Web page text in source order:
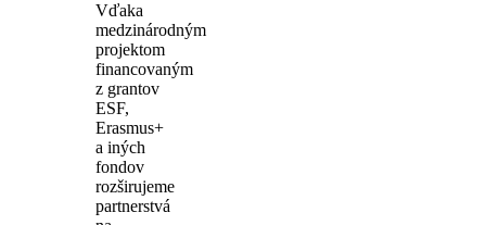
Vďaka
medzinárodným
projektom
financovaným
z grantov
ESF,
Erasmus+
a iných
fondov
rozširujeme
partnerstvá